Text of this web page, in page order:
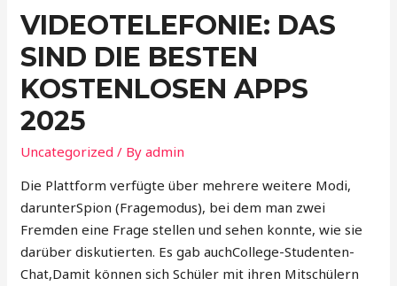
VIDEOTELEFONIE: DAS
SIND DIE BESTEN
KOSTENLOSEN APPS
2025
Uncategorized / Byadmin
Die Plattform verfügte über mehrere weitere Modi,
darunterSpion (Fragemodus), bei dem man zwei
Fremden eine Frage stellen und sehen konnte, wie sie
darüber diskutierten. Es gab auchCollege-Studenten-
Chat,Damit können sich Schüler mit ihren Mitschülern